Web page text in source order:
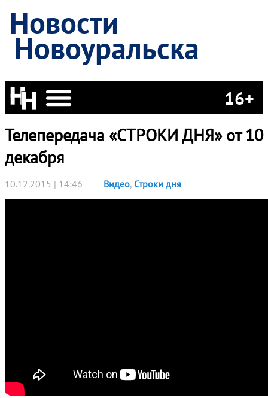
Новости
Новоуральска
16+
Телепередача «СТРОКИ ДНЯ» от 10
декабря
10.12.2015 | 14:46 Видео, Строки дня